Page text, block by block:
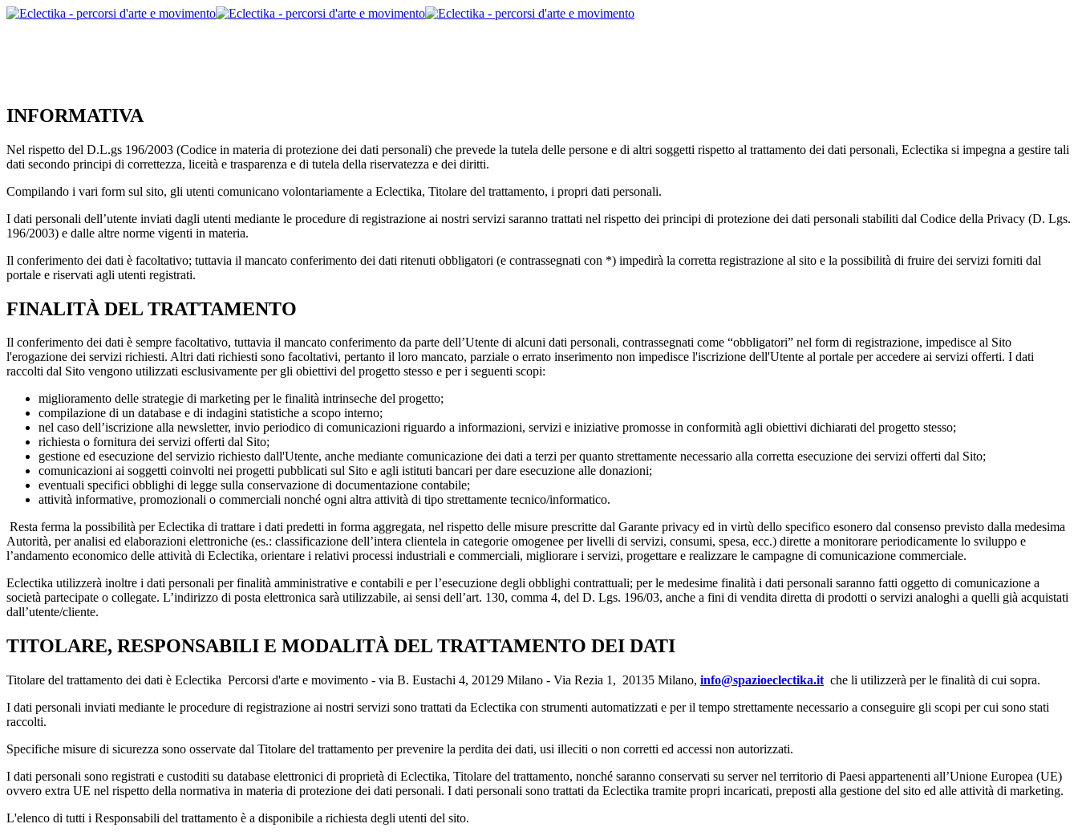
INFORMATIVA
Nel rispetto del D.L.gs 196/2003 (Codice in materia di protezione dei dati personali) che prevede la tutela delle persone e di altri soggetti rispetto al trattamento dei dati personali, Eclectika si impegna a gestire tali
dati secondo principi di correttezza, liceità e trasparenza e di tutela della riservatezza e dei diritti.
Compilando i vari form sul sito, gli utenti comunicano volontariamente a Eclectika, Titolare del trattamento, i propri dati personali.
I dati personali dell’utente inviati dagli utenti mediante le procedure di registrazione ai nostri servizi saranno trattati nel rispetto dei principi di protezione dei dati personali stabiliti dal Codice della Privacy (D. Lgs.
196/2003) e dalle altre norme vigenti in materia.
Il conferimento dei dati è facoltativo; tuttavia il mancato conferimento dei dati ritenuti obbligatori (e contrassegnati con *) impedirà la corretta registrazione al sito e la possibilità di fruire dei servizi forniti dal
portale e riservati agli utenti registrati.
FINALITÀ DEL TRATTAMENTO
Il conferimento dei dati è sempre facoltativo, tuttavia il mancato conferimento da parte dell’Utente di alcuni dati personali, contrassegnati come “obbligatori” nel form di registrazione, impedisce al Sito
l'erogazione dei servizi richiesti. Altri dati richiesti sono facoltativi, pertanto il loro mancato, parziale o errato inserimento non impedisce l'iscrizione dell'Utente al portale per accedere ai servizi offerti. I dati
raccolti dal Sito vengono utilizzati esclusivamente per gli obiettivi del progetto stesso e per i seguenti scopi:
miglioramento delle strategie di marketing per le finalità intrinseche del progetto;
compilazione di un database e di indagini statistiche a scopo interno;
nel caso dell’iscrizione alla newsletter, invio periodico di comunicazioni riguardo a informazioni, servizi e iniziative promosse in conformità agli obiettivi dichiarati del progetto stesso;
richiesta o fornitura dei servizi offerti dal Sito;
gestione ed esecuzione del servizio richiesto dall'Utente, anche mediante comunicazione dei dati a terzi per quanto strettamente necessario alla corretta esecuzione dei servizi offerti dal Sito;
comunicazioni ai soggetti coinvolti nei progetti pubblicati sul Sito e agli istituti bancari per dare esecuzione alle donazioni;
eventuali specifici obblighi di legge sulla conservazione di documentazione contabile;
attività informative, promozionali o commerciali nonché ogni altra attività di tipo strettamente tecnico/informatico.
Resta ferma la possibilità per Eclectika di trattare i dati predetti in forma aggregata, nel rispetto delle misure prescritte dal Garante privacy ed in virtù dello specifico esonero dal consenso previsto dalla medesima
Autorità, per analisi ed elaborazioni elettroniche (es.: classificazione dell’intera clientela in categorie omogenee per livelli di servizi, consumi, spesa, ecc.) dirette a monitorare periodicamente lo sviluppo e
l’andamento economico delle attività di Eclectika, orientare i relativi processi industriali e commerciali, migliorare i servizi, progettare e realizzare le campagne di comunicazione commerciale.
Eclectika utilizzerà inoltre i dati personali per finalità amministrative e contabili e per l’esecuzione degli obblighi contrattuali; per le medesime finalità i dati personali saranno fatti oggetto di comunicazione a
società partecipate o collegate. L’indirizzo di posta elettronica sarà utilizzabile, ai sensi dell’art. 130, comma 4, del D. Lgs. 196/03, anche a fini di vendita diretta di prodotti o servizi analoghi a quelli già acquistati
dall’utente/cliente.
TITOLARE, RESPONSABILI E MODALITÀ DEL TRATTAMENTO DEI DATI
Titolare del trattamento dei dati è Eclectika Percorsi d'arte e movimento - via B. Eustachi 4, 20129 Milano - Via Rezia 1, 20135 Milano, info@spazioeclectika.it che li utilizzerà per le finalità di cui sopra.
I dati personali inviati mediante le procedure di registrazione ai nostri servizi sono trattati da Eclectika con strumenti automatizzati e per il tempo strettamente necessario a conseguire gli scopi per cui sono stati
raccolti.
Specifiche misure di sicurezza sono osservate dal Titolare del trattamento per prevenire la perdita dei dati, usi illeciti o non corretti ed accessi non autorizzati.
I dati personali sono registrati e custoditi su database elettronici di proprietà di Eclectika, Titolare del trattamento, nonché saranno conservati su server nel territorio di Paesi appartenenti all’Unione Europea (UE)
ovvero extra UE nel rispetto della normativa in materia di protezione dei dati personali. I dati personali sono trattati da Eclectika tramite propri incaricati, preposti alla gestione del sito ed alle attività di marketing.
L'elenco di tutti i Responsabili del trattamento è a disponibile a richiesta degli utenti del sito.